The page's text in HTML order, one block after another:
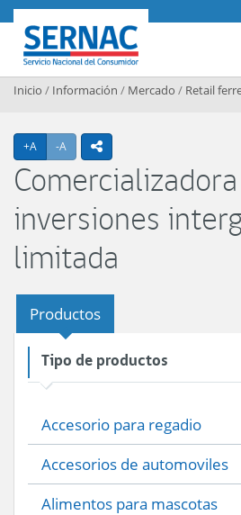
Contenido principal
SERNAC
Inicio / Información / Mercado / Retail
+A Agrandar texto
-A Achicar textoicono
inversiones
limitada
Productos
Tipo de productos
Accesorio para regadio
Accesorios de automoviles
Alimentos para mascotas